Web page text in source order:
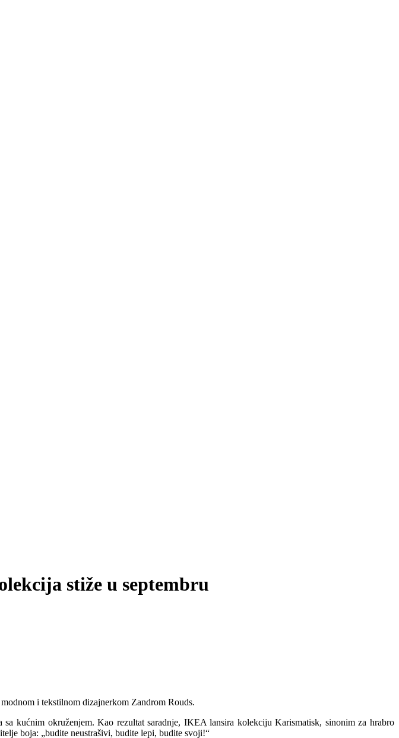
stiže u septembru
i tekstilnom dizajnerkom Zandrom Rouds.
kućnim okruženjem. Kao rezultat saradnje, IKEA lansira kolekciju Karismatisk, sinonim za hrabro
boja: „budite neustrašivi, budite lepi, budite svoji!“